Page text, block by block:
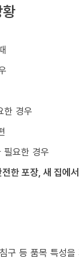
한 경우
필요한 경우
한 포장, 새 집에
구 등 품목 특성